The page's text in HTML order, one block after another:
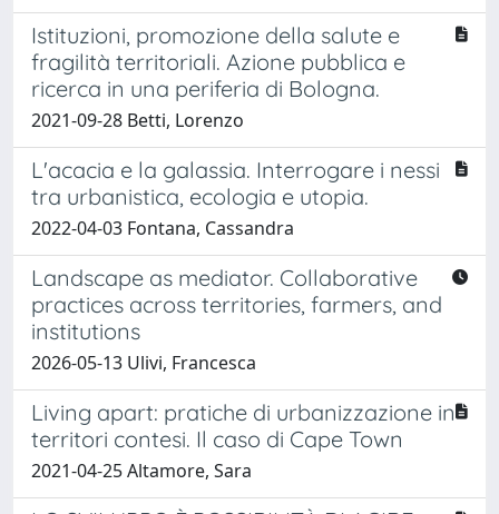
Istituzioni, promozione della salute e
fragilità territoriali. Azione pubblica e
ricerca in una periferia di Bologna.
2021-09-28 Betti, Lorenzo
L'acacia e la galassia. Interrogare i nessi
tra urbanistica, ecologia e utopia.
2022-04-03 Fontana, Cassandra
Landscape as mediator. Collaborative
practices across territories, farmers, and
institutions
2026-05-13 Ulivi, Francesca
Living apart: pratiche di urbanizzazione in
territori contesi. Il caso di Cape Town
2021-04-25 Altamore, Sara